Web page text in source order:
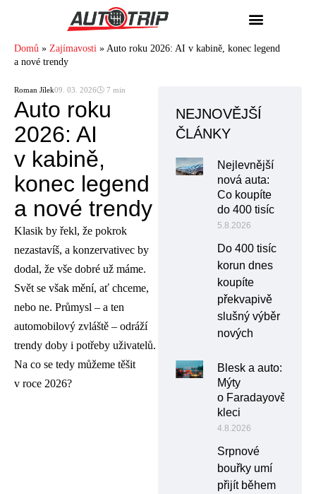
Domů » Zajímavosti » Auto roku 2026: AI v kabině, konec legend
a nové trendy
Roman Jílek09. 03. 2026🕓 7 min
Auto roku
2026: AI
v kabině,
konec legend
a nové trendy
Klasik by řekl, že pokrok
nezastavíš, a konzervativec by
dodal, že vše dobré už máme.
Svět se však mění, ať chceme,
nebo ne. Průmysl – a ten
automobilový zvláště – odráží
trendy doby i potřeby uživatelů.
Na co se tedy můžeme těšit
v roce 2026?
NEJNOVĚJŠÍ
ČLÁNKY
Nejlevnější
nová auta:
Co koupíte
do 400 tisíc
5.8.2026
Do 400 tisíc
korun dnes
koupíte
překvapivě
slušný výběr
nových
Blesk a auto:
Mýty
o Faradayově
kleci
4.8.2026
Srpnové
bouřky umí
přijít během